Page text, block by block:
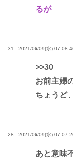
るが
31 : 2021/06/09(水)
>>30
お前主婦
ちょうど
28 : 2021/06/09(水)
あと意味